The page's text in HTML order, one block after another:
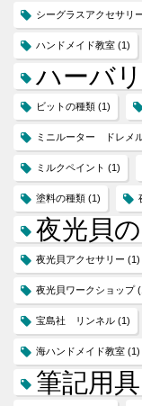
シーグラスアクセサリ
ハンドメイド教室 (1)
ハーバ
ビットの種類 (1)
ミニルーター ドレメ
ミルクペイント (1)
塗料の種類 (1)
夜光貝
夜光貝アクセサリー (1)
夜光貝ワークショップ
宝島社 リンネル (1)
海ハンドメイド教室 (1)
筆記用具